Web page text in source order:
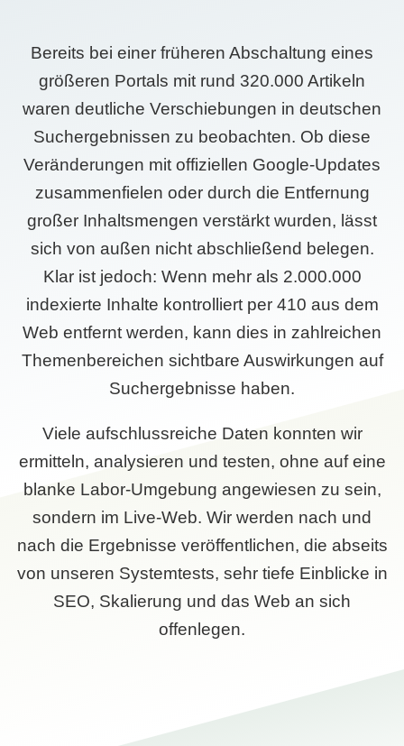
Bereits bei einer früheren Abschaltung eines
größeren Portals mit rund 320.000 Artikeln
waren deutliche Verschiebungen in deutschen
Suchergebnissen zu beobachten. Ob diese
Veränderungen mit offiziellen Google-Updates
zusammenfielen oder durch die Entfernung
großer Inhaltsmengen verstärkt wurden, lässt
sich von außen nicht abschließend belegen.
Klar ist jedoch: Wenn mehr als 2.000.000
indexierte Inhalte kontrolliert per 410 aus dem
Web entfernt werden, kann dies in zahlreichen
Themenbereichen sichtbare Auswirkungen auf
Suchergebnisse haben.
Viele aufschlussreiche Daten konnten wir
ermitteln, analysieren und testen, ohne auf eine
blanke Labor-Umgebung angewiesen zu sein,
sondern im Live-Web. Wir werden nach und
nach die Ergebnisse veröffentlichen, die abseits
von unseren Systemtests, sehr tiefe Einblicke in
SEO, Skalierung und das Web an sich
offenlegen.